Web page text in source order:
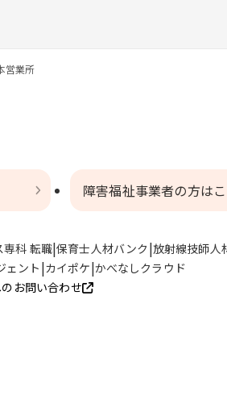
営業所
障害福祉事業者の方は
専科 転職 保育士人材バンク 放射線技師人
ェント カイポケ かべなしクラウド
お問い合わせ